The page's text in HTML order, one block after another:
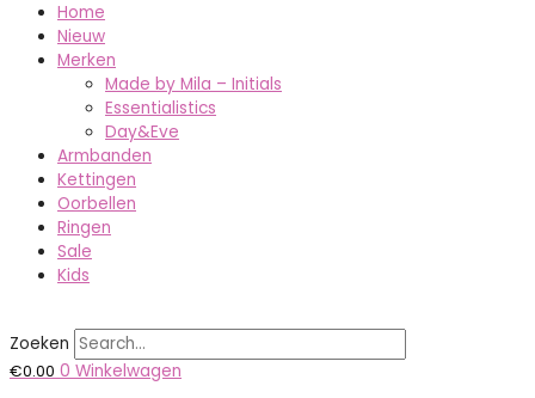
Home
Nieuw
Merken
Made by Mila – Initials
Essentialistics
Day&Eve
Armbanden
Kettingen
Oorbellen
Ringen
Sale
Kids
Zoeken
€0.00 0 Winkelwagen